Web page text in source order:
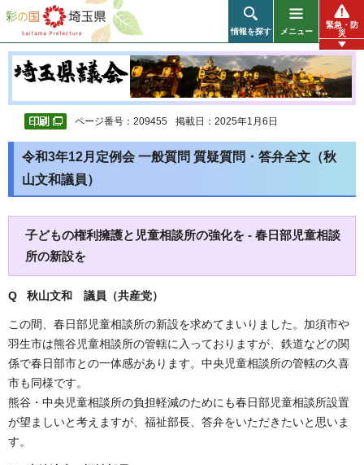
彩の国 埼玉県
情報を探す メニュー
緊急・防
災
ページ番号：209455 掲載日：2025年1月6日
令和3年12月定例会 一般質問 質疑質問・答弁全文（秋
山文和議員）
子どもの権利擁護と児童相談所の強化を - 春日部児童相談
所の新設を
Q 秋山文和 議員（共産党）
この間、春日部児童相談所の新設を求めてまいりました。加須市や
羽生市は熊谷児童相談所の管轄に入っておりますが、鉄道などの関
係で春日部市との一体感があります。中央児童相談所の管轄の久喜
市も同様です。
熊谷・中央児童相談所の負担軽減のためにも春日部児童相談所設置
が望ましいと考えますが、福祉部長、答弁をいただきたいと思いま
す。